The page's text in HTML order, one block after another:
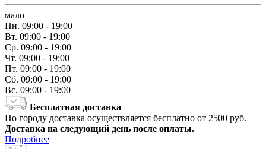
мало
Пн. 09:00 - 19:00
Вт. 09:00 - 19:00
Ср. 09:00 - 19:00
Чт. 09:00 - 19:00
Пт. 09:00 - 19:00
Сб. 09:00 - 19:00
Вс. 09:00 - 19:00
Бесплатная доставка
По городу доставка осуществляется бесплатно от 2500 руб.
Доставка на следующий день после оплаты.
Подробнее